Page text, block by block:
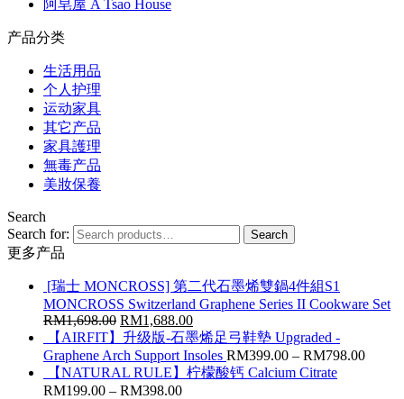
阿皂屋 A Tsao House
产品分类
生活用品
个人护理
运动家具
其它产品
家具護理
無毒产品
美妝保養
Search
Search for:
Search
更多产品
[瑞士 MONCROSS] 第二代石墨烯雙鍋4件組S1
MONCROSS Switzerland Graphene Series II Cookware Set
RM1,698.00 RM1,688.00
【AIRFIT】升级版-石墨烯足弓鞋墊 Upgraded -
Graphene Arch Support Insoles RM399.00 – RM798.00
【NATURAL RULE】柠檬酸钙 Calcium Citrate
RM199.00 – RM398.00